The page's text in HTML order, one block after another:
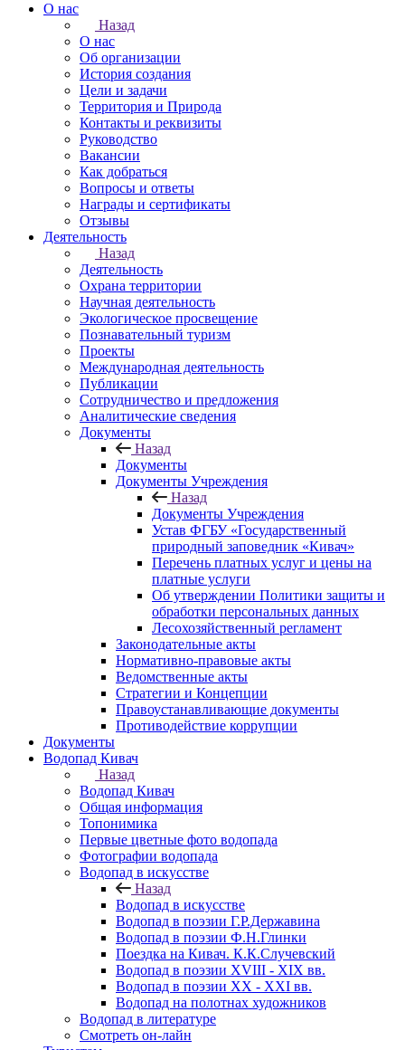
О нас
Назад
О нас
Об организации
История создания
Цели и задачи
Территория и Природа
Контакты и реквизиты
Руководство
Вакансии
Как добраться
Вопросы и ответы
Награды и сертификаты
Отзывы
Деятельность
Назад
Деятельность
Охрана территории
Научная деятельность
Экологическое просвещение
Познавательный туризм
Проекты
Международная деятельность
Публикации
Сотрудничество и предложения
Аналитические сведения
Документы
Назад
Документы
Документы Учреждения
Назад
Документы Учреждения
Устав ФГБУ «Государственный
природный заповедник «Кивач»
Перечень платных услуг и цены на
платные услуги
Об утверждении Политики защиты и
обработки персональных данных
Лесохозяйственный регламент
Законодательные акты
Нормативно-правовые акты
Ведомственные акты
Стратегии и Концепции
Правоустанавливающие документы
Противодействие коррупции
Документы
Водопад Кивач
Назад
Водопад Кивач
Общая информация
Топонимика
Первые цветные фото водопада
Фотографии водопада
Водопад в искусстве
Назад
Водопад в искусстве
Водопад в поэзии Г.Р.Державина
Водопад в поэзии Ф.Н.Глинки
Поездка на Кивач. К.К.Случевский
Водопад в поэзии XVIII - XIX вв.
Водопад в поэзии XX - XXI вв.
Водопад на полотнах художников
Водопад в литературе
Смотреть он-лайн